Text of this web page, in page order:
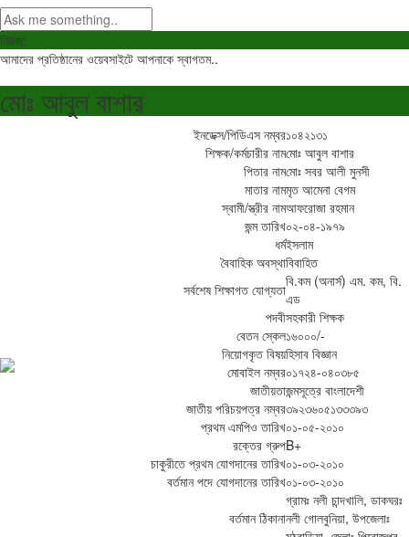
নিউজ:
আমাদের প্রতিষ্ঠানের ওয়েবসাইটে আপনাকে স্বাগতম..
মোঃ আবুল বাশার
ইনডেক্স/পিডিএস নম্বর১০৪২১৩১
শিক্ষক/কর্মচারীর নামমোঃ আবুল বাশার
পিতার নামমোঃ সবর আলী মুনসী
মাতার নামমৃত আমেনা বেগম
স্বামী/স্ত্রীর নামআফরোজা রহমান
জন্ম তারিখ০২-০৪-১৯৭৯
ধর্মইসলাম
বৈবাহিক অবস্থাবিবাহিত
সর্বশেষ শিক্ষাগত যোগ্যতাবি.কম (অনার্স) এম. কম, বি.
এড
পদবীসহকারী শিক্ষক
বেতন স্কেল১৬০০০/-
নিয়োগকৃত বিষয়হিসাব বিজ্ঞান
মোবাইল নম্বর০১৭২৪-০৪০৩৮৫
জাতীয়তাজন্মসূত্রে বাংলাদেশী
জাতীয় পরিচয়পত্র নম্বর৩৯২৩৬০৫১৩৩৩৯৩
প্রথম এমপিও তারিখ০১-০৫-২০১০
রক্তের গ্রুপB+
চাকুরীতে প্রথম যোগদানের তারিখ০১-০৩-২০১০
বর্তমান পদে যোগদানের তারিখ০১-০৩-২০১০
বর্তমান ঠিকানা
গ্রামঃ নলী চান্দখালি, ডাকঘরঃ
নলী গোলবুনিয়া, উপজেলাঃ